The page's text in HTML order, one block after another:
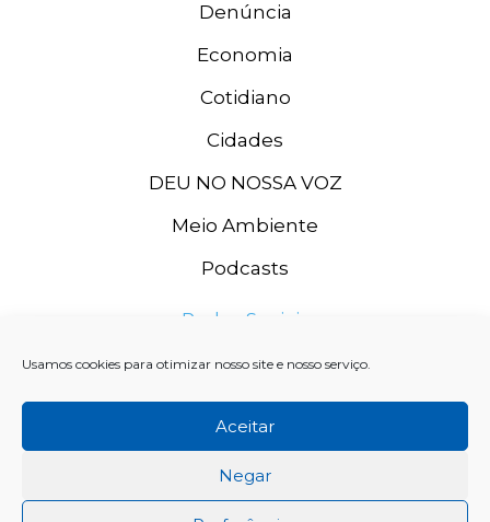
Usamos cookies para otimizar nosso site e nosso serviço.
Aceitar
Negar
Denúncia
Economia
Cotidiano
Cidades
DEU NO NOSSA VOZ
Meio Ambiente
Podcasts
Redes Sociais